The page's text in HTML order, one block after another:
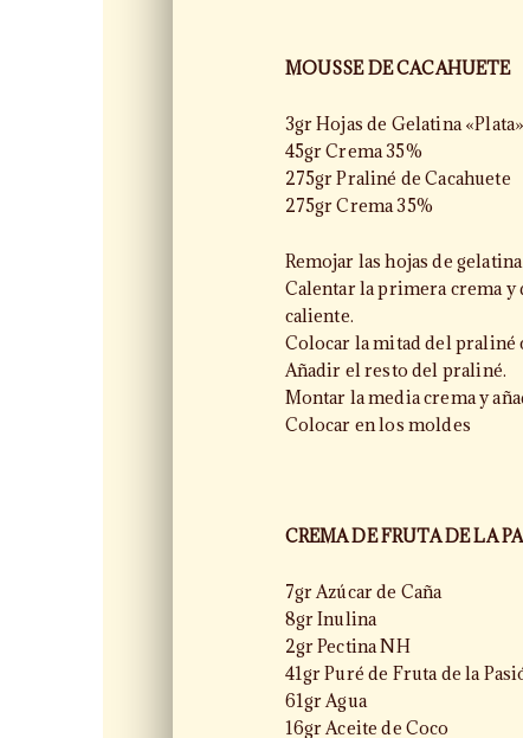
MOUSSE DE CACAHUETE
3gr Hojas de Gelatina «Plata»
45gr Crema 35%
275gr Praliné de Cacahuete
275gr Crema 35%
Remojar las hojas de
Calentar la primera crema
caliente.
Colocar la mitad del praliné
Añadir el resto del praliné.
Montar la media crema y
Colocar en los moldes
CREMA DE FRUTA DE LA
7gr Azúcar de Caña
8gr Inulina
2gr Pectina NH
41gr Puré de Fruta de la
61gr Agua
16gr Aceite de Coco